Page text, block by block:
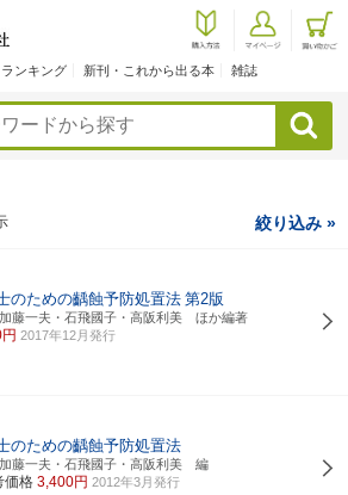
ランキング 新刊・これから出る本 雑誌
検索
絞り込み »
のための齲蝕予防処置法 第2版
藤一夫・石飛國子・高阪利美 ほか編著
2017年12月発行
のための齲蝕予防処置法
藤一夫・石飛國子・高阪利美 編
価格 3,400円 2012年3月発行